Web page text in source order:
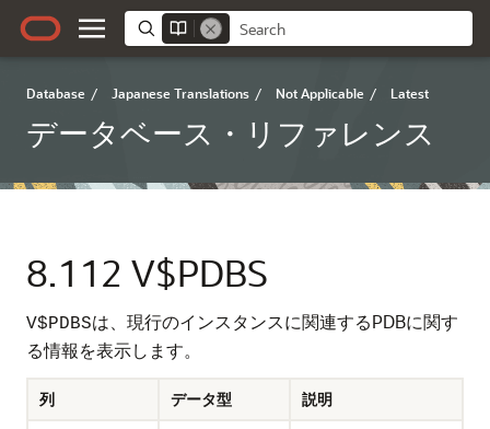
Database / Japanese Translations / Not Applicable / Latest
データベース・リファレンス
8.112 V$PDBS
V$PDBSは、現行のインスタンスに関連するPDBに関す
る情報を表示します。
列 データ型 説明